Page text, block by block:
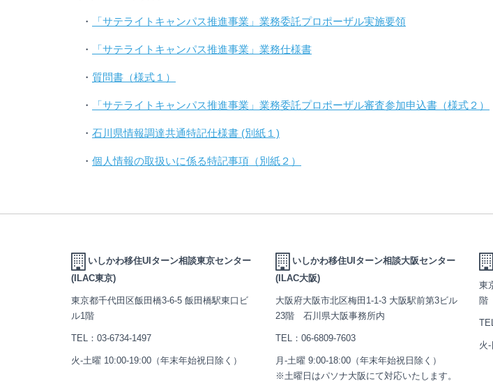
・ 「サテライトキャンパス推進事業」業務委託プロポーザル実施要領
・ 「サテライトキャンパス推進事業」業務仕様書
・ 質問書（様式１）
・ 「サテライトキャンパス推進事業」業務委託プロポーザル審査参加申込書（様式２）
・ 石川県情報調達共通特記仕様書 (別紙１)
・ 個人情報の取扱いに係る特記事項（別紙２）
いしかわ移住UIターン相談東京センター
(ILAC東京)
東京都千代田区飯田橋3-6-5 飯田橋駅東口ビ
ル1階
TEL： 03-6734-1497
火-土曜 10:00-19:00（年末年始祝日除く）
いしかわ移住UIターン相談大阪センター
(ILAC大阪)
大阪府大阪市北区梅田1-1-3 大阪駅前第3ビル
23階 石川県大阪事務所内
TEL： 06-6809-7603
月-土曜 9:00-18:00（年末年始祝日除く）
※土曜日はパソナ大阪にて対応いたします。
東
階
火